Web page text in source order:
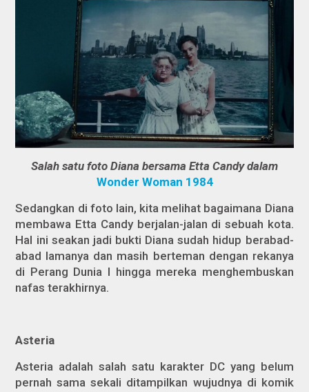
Salah satu foto Diana bersama Etta Candy dalam
Wonder Woman 1984
Sedangkan di foto lain, kita melihat bagaimana Diana
membawa Etta Candy berjalan-jalan di sebuah kota.
Hal ini seakan jadi bukti Diana sudah hidup berabad-
abad lamanya dan masih berteman dengan rekanya
di Perang Dunia I hingga mereka menghembuskan
nafas terakhirnya.
Asteria
Asteria adalah salah satu karakter DC yang belum
pernah sama sekali ditampilkan wujudnya di komik